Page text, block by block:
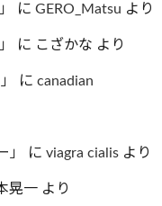
に GERO_Matsu より
に こざかな より
に canadian
」 に viagra cialis より
晃一 より